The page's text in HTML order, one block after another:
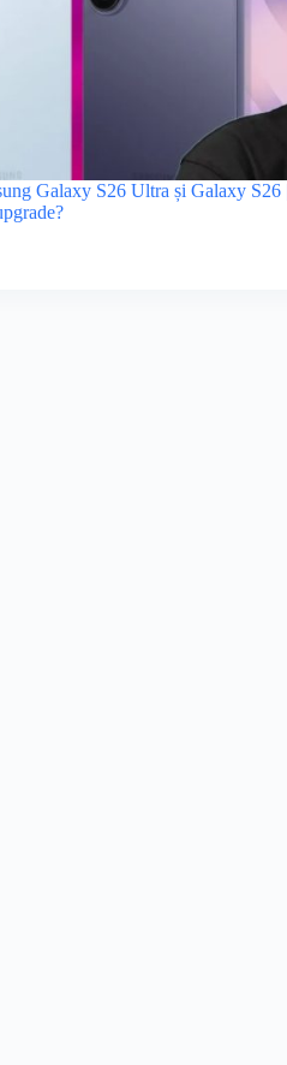
Galaxy S26 Ultra și Galaxy S26